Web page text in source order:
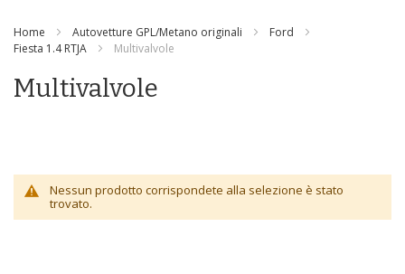
Home Autovetture GPL/Metano originali
Ford
Fiesta 1.4 RTJA
Multivalvole
Multivalvole
Nessun prodotto corrispondete alla selezione è stato
trovato.